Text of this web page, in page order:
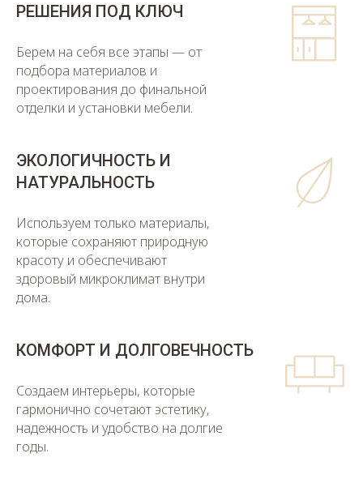
РЕШЕНИЯ ПОД КЛЮЧ
Берем на себя все этапы — от
подбора материалов и
проектирования до финальной
отделки и установки мебели.
ЭКОЛОГИЧНОСТЬ И
НАТУРАЛЬНОСТЬ
Используем только материалы,
которые сохраняют природную
красоту и обеспечивают
здоровый микроклимат внутри
дома.
КОМФОРТ И ДОЛГОВЕЧНОСТЬ
Создаем интерьеры, которые
гармонично сочетают эстетику,
надежность и удобство на долгие
годы.